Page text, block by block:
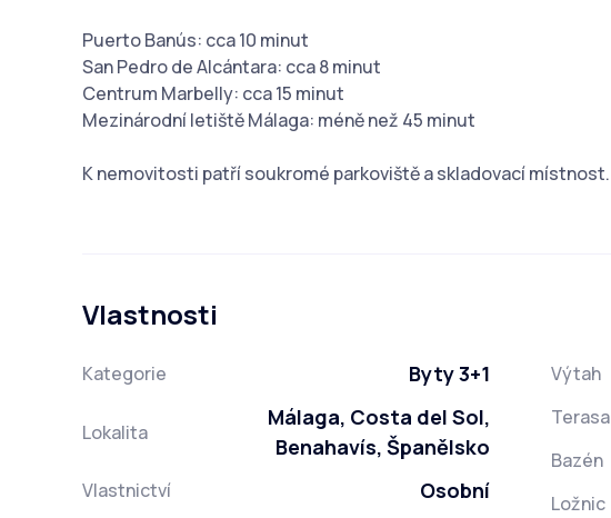
Puerto Banús: cca 10 minut
San Pedro de Alcántara: cca 8 minut
Centrum Marbelly: cca 15 minut
Mezinárodní letiště Málaga: méně než 45 minut
K nemovitosti patří soukromé parkoviště a skladovací místnost.
Vlastnosti
Kategorie Byty 3+1
Lokalita
Málaga, Costa del Sol,
Benahavís, Španělsko
Vlastnictví Osobní
Výtah
Terasa
Bazén
Ložnic